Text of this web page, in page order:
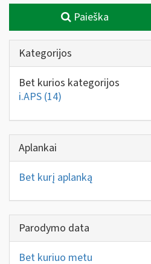
Paieška
Kategorijos
Bet kurios kategorijos
i.APS (14)
Aplankai
Bet kurį aplanką
Parodymo data
Bet kuriuo metu